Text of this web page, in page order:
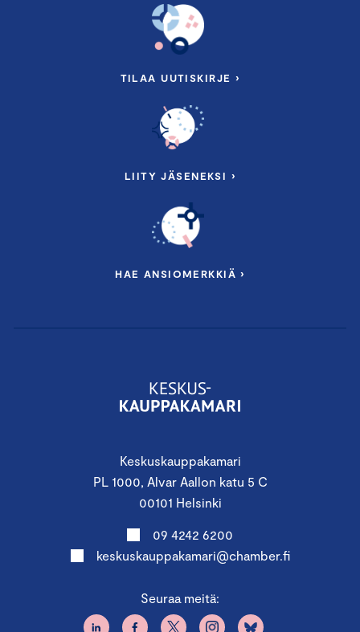
Keskuskauppakamari
PL 1000, Alvar Aallon katu 5 C
00101 Helsinki
09 4242 6200
keskuskauppakamari@chamber.fi
Seuraa meitä:
TILAA UUTISKIRJE ›
LIITY JÄSENEKSI ›
HAE ANSIOMERKKIÄ ›